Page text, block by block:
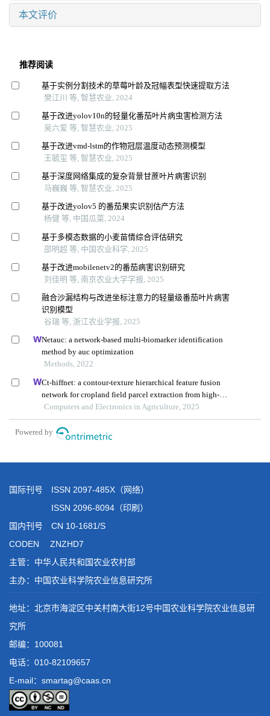
本文评价
国际刊号 ISSN 2097-485X（网络）
ISSN 2096-8094（印刷）
国内刊号 CN 10-1681/S
CODEN ZNZHD7
主管：中华人民共和国农业农村部
主办：中国农业科学院农业信息研究所
地址：北京市海淀区中关村南大街12号中国农业科学院农业信息研
究所
邮编：100081
电话： 010-82109657
E-mail：smartag@caas.cn